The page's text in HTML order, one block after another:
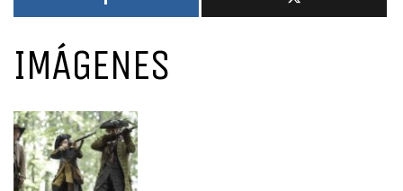
IMÁGENES